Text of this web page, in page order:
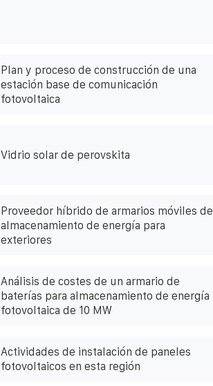
Plan y proceso de construcción de una
estación base de comunicación
fotovoltaica
Vidrio solar de perovskita
Proveedor híbrido de armarios móviles de
almacenamiento de energía para
exteriores
Análisis de costes de un armario de
baterías para almacenamiento de energía
fotovoltaica de 10 MW
Actividades de instalación de paneles
fotovoltaicos en esta región